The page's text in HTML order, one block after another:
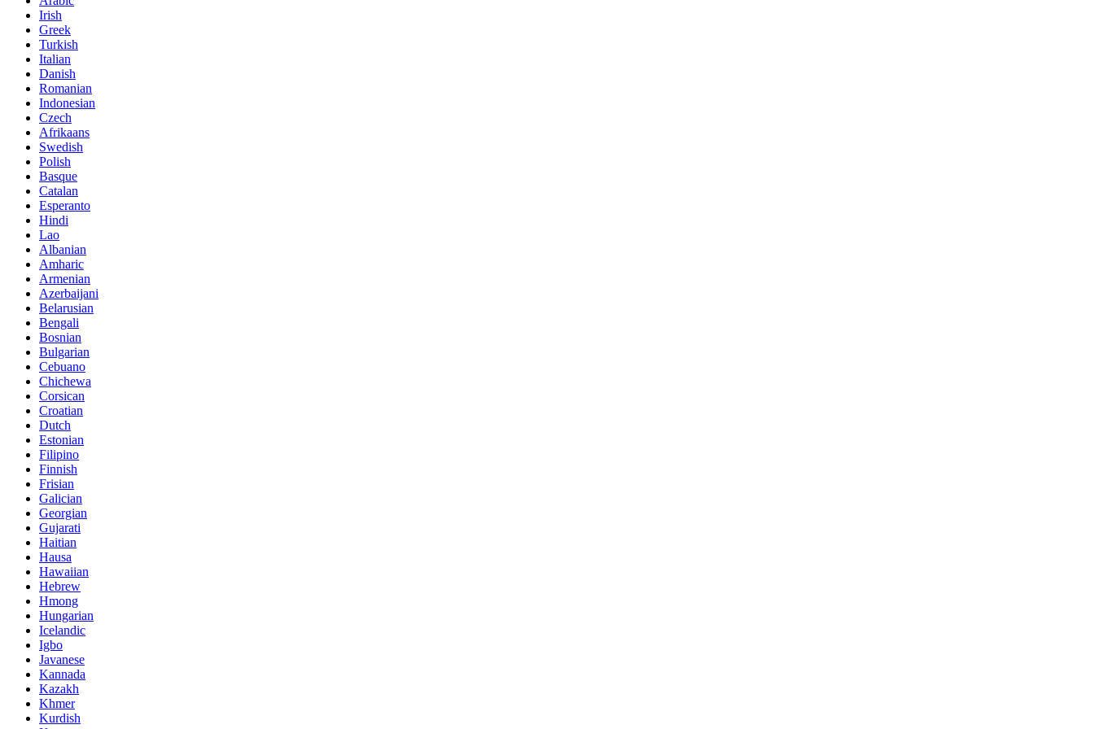
Irish
Greek
Turkish
Italian
Danish
Romanian
Indonesian
Czech
Afrikaans
Swedish
Polish
Basque
Catalan
Esperanto
Hindi
Lao
Albanian
Amharic
Armenian
Azerbaijani
Belarusian
Bengali
Bosnian
Bulgarian
Cebuano
Chichewa
Corsican
Croatian
Dutch
Estonian
Filipino
Finnish
Frisian
Galician
Georgian
Gujarati
Haitian
Hausa
Hawaiian
Hebrew
Hmong
Hungarian
Icelandic
Igbo
Javanese
Kannada
Kazakh
Khmer
Kurdish